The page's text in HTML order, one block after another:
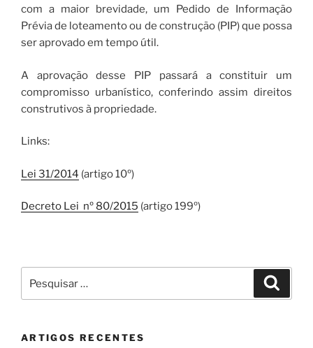
com a maior brevidade, um Pedido de Informação
Prévia de loteamento ou de construção (PIP) que possa
ser aprovado em tempo útil.
A aprovação desse PIP passará a constituir um
compromisso urbanístico, conferindo assim direitos
construtivos à propriedade.
Links:
Lei 31/2014 (artigo 10º)
Decreto Lei nº 80/2015 (artigo 199º)
por:
ARTIGOS RECENTES